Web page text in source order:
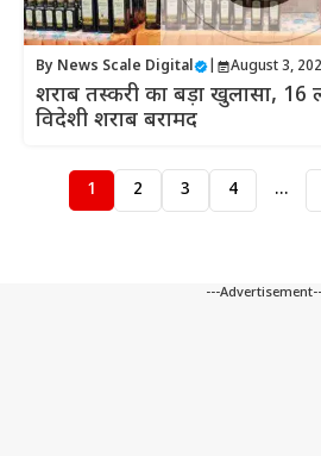
By News Scale Digital August 3,
शराब तस्करी का बड़ा खुलासा, 16
विदेशी शराब बरामद
1 2 3 4 …
---